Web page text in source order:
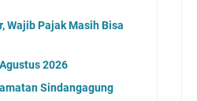
Wajib Pajak Masih Bisa
2026
Sindangagung